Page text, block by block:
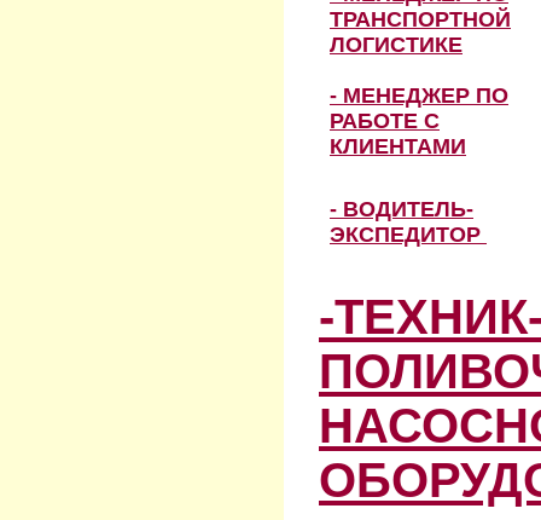
ТРАНСПОРТНОЙ
ЛОГИСТИКЕ
- МЕНЕДЖЕР ПО
РАБОТЕ С
КЛИЕНТАМИ
- ВОДИТЕЛЬ-
ЭКСПЕДИТОР
-